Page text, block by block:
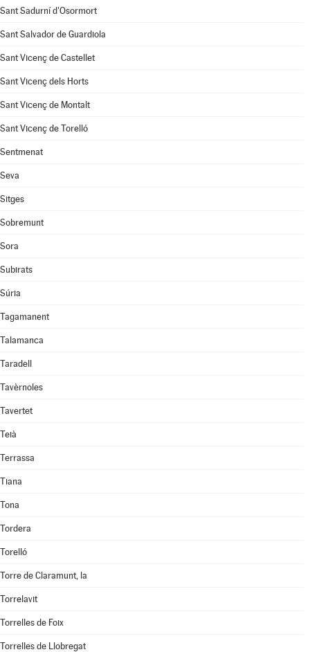
Sant Sadurní d'Osormort
Sant Salvador de Guardiola
Sant Vicenç de Castellet
Sant Vicenç dels Horts
Sant Vicenç de Montalt
Sant Vicenç de Torelló
Sentmenat
Seva
Sitges
Sobremunt
Sora
Subirats
Súria
Tagamanent
Talamanca
Taradell
Tavèrnoles
Tavertet
Teià
Terrassa
Tiana
Tona
Tordera
Torelló
Torre de Claramunt, la
Torrelavit
Torrelles de Foix
Torrelles de Llobregat